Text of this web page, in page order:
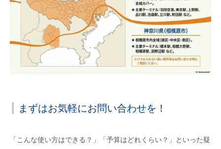
まずはお気軽にお問い合わせを！
「こんな使い方はできる？」「予算はどれくらい？」といった疑